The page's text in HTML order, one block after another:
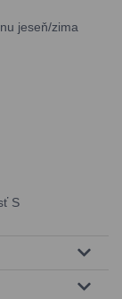
jeseň/zima
S